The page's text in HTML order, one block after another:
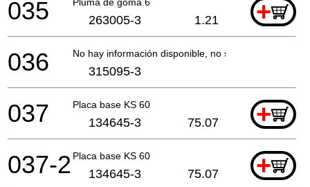
+
035 263005-3 1.21
No hay información disponible, no se puede pedir
036 315095-3
Placa base KS 60 +
037 134645-3 75.07
Placa base KS 60 +
037-2 134645-3 75.07